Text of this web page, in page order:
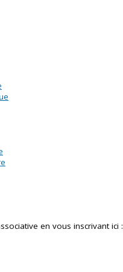
en vous inscrivant ici :